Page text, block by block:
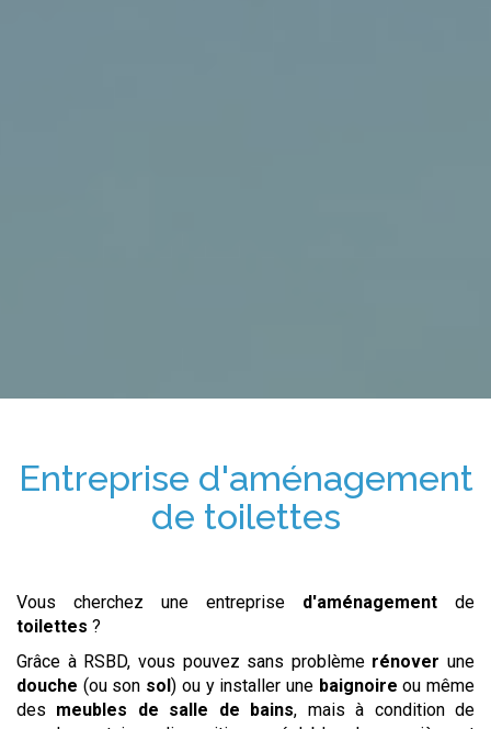
Entreprise d'aménagement
de toilettes
Vous cherchez une entreprise d'aménagement de
toilettes ?
Grâce à RSBD, vous pouvez sans problème rénover une
douche (ou son sol) ou y installer une baignoire ou même
des meubles de salle de bains, mais à condition de